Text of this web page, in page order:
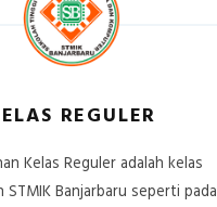
REGULER
Kelas Reguler adalah kelas
STMIK Banjarbaru seperti pada